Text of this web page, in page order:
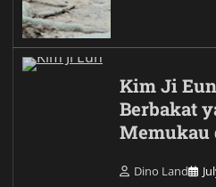
Kim Ji
Berbakat
Memukau
Dino Land